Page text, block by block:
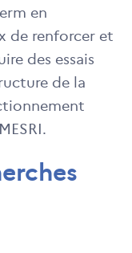
en
de renforcer et
des essais
de la